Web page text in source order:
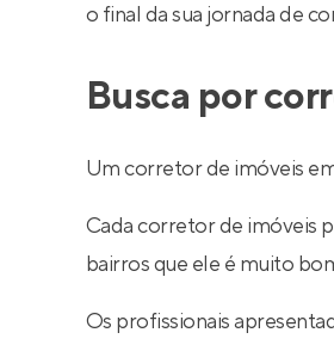
o final da sua jornada de
Busca por
Um corretor de imóveis
Cada corretor de imóveis
bairros que ele é muito
Os profissionais